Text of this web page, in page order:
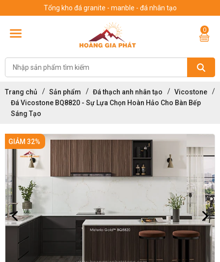
Tổng kho đá granite - manble - đá nhân tạo
0
Trang chủ Sản phẩm Đá thạch anh nhân tạo
Vicostone
Đá Vicostone BQ8820 - Sự Lựa Chọn Hoàn Hảo Cho Bàn Bếp
Sáng Tạo
GIẢM 32%